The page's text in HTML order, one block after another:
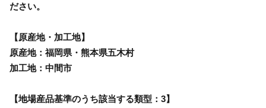
ださい。
【原産地・加工地】
原産地：福岡県・熊本県五木村
加工地：中間市
【地場産品基準のうち該当する類型：3】